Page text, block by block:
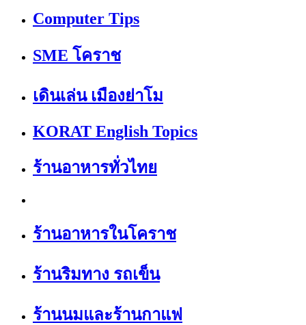
Computer Tips
SME โคราช
เดินเล่น เมืองย่าโม
KORAT English Topics
ร้านอาหารทั่วไทย
ร้านอาหารในโคราช
ร้านริมทาง รถเข็น
ร้านนมและร้านกาแฟ